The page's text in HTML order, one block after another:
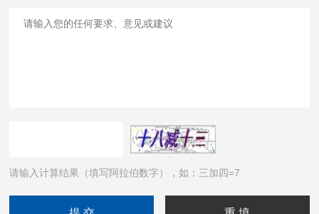
请输入计算结果（填写阿拉伯数字），如：三加四=7